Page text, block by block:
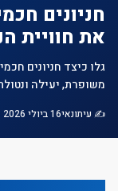
חניונים
את חוויית
גלו כיצד חניונים
משופרת, יעילה
✍️ עיתונאי16 ביולי 2026